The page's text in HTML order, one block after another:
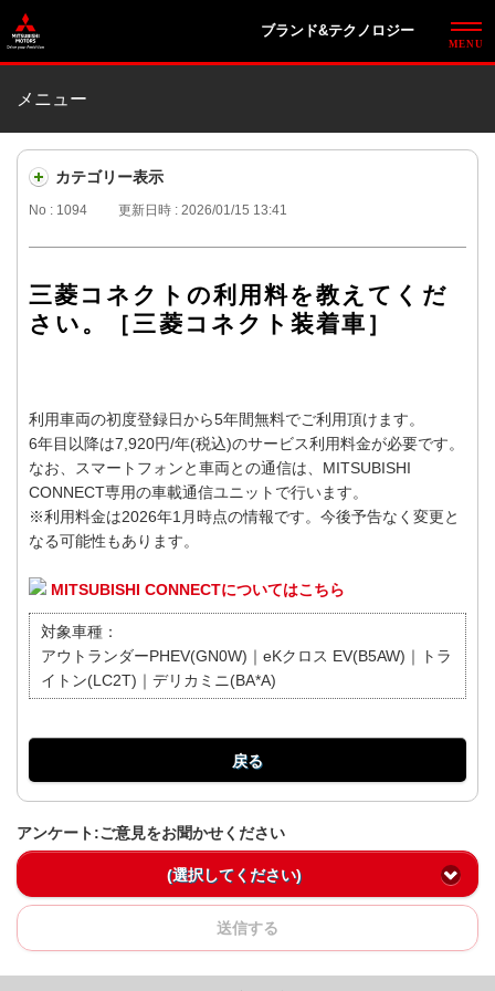
ブランド&テクノロジー
メニュー
カテゴリー表示
No : 1094 更新日時 : 2026/01/15 13:41
三菱コネクトの利用料を教えてくだ
さい。［三菱コネクト装着車］
利用車両の初度登録日から5年間無料でご利用頂けます。
6年目以降は7,920円/年(税込)のサービス利用料金が必要です。
なお、スマートフォンと車両との通信は、MITSUBISHI
CONNECT専用の車載通信ユニットで行います。
※利用料金は2026年1月時点の情報です。今後予告なく変更と
なる可能性もあります。
MITSUBISHI CONNECTについてはこちら
対象車種：
アウトランダーPHEV(GN0W)｜eKクロス EV(B5AW)｜トラ
イトン(LC2T)｜デリカミニ(BA*A)
戻る
アンケート:ご意見をお聞かせください
(選択してください)
送信する